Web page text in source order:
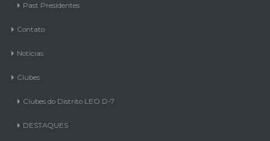
Past Presidentes
Contato
Notícias
Clubes
Clubes do Distrito LEO D-7
DESTAQUES